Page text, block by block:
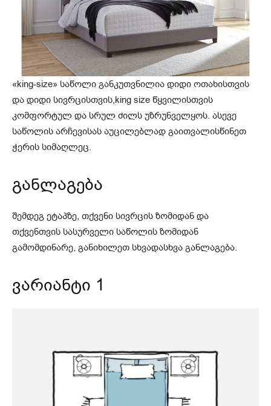
«king-size» საწოლი განკუთვნილია დიდი ოთახისთვის
და დიდი სივრცისთვის,king size წყვილისთვის
კომფორტულ და სრულ ძილს უზრუნველყოს. ასევე
საწოლის არჩევისას აუცილებლად გაითვალისწინეთ
ჭერის სიმაღლეც.
განლაგება
შემდეგ ეტაპზე, თქვენი სივრცის ზომიდან და
თქვენთვის სასურველი საწოლის ზომიდან
გამომდინარე, განიხილეთ სხვადასხვა განლაგება.
ვარიანტი 1